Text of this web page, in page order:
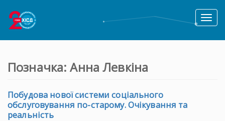
Toggle
Позначка:Анна Левкіна
Побудова нової системи соціального
обслуговування по-старому. Очікування та
реальність